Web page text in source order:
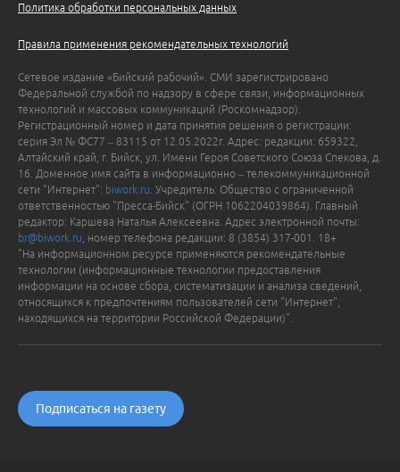
Политика обработки персональных данных
Правила применения рекомендательных технологий
Сетевое издание «Бийский рабочий». СМИ зарегистрировано
Федеральной службой по надзору в сфере связи, информационных
технологий и массовых коммуникаций (Роскомнадзор).
Регистрационный номер и дата принятия решения о регистрации:
серия Эл № ФС77 – 83115 от 12.05.2022г. Адрес: редакции: 659322,
Алтайский край, г. Бийск, ул. Имени Героя Советского Союза Спекова, д.
16. Доменное имя сайта в информационно – телекоммуникационной
сети "Интернет": biwork.ru . Учредитель: Общество с ограниченной
ответственностью "Пресса-Бийск" (ОГРН 1062204039864). Главный
редактор: Каршева Наталья Алексеевна. Адрес электронной почты:
br@biwork.ru , номер телефона редакции: 8 (3854) 317-001. 18+
"На информационном ресурсе применяются рекомендательные
технологии (информационные технологии предоставления
информации на основе сбора, систематизации и анализа сведений,
относящихся к предпочтениям пользователей сети "Интернет",
находящихся на территории Российской Федерации)".
Подписаться на газету